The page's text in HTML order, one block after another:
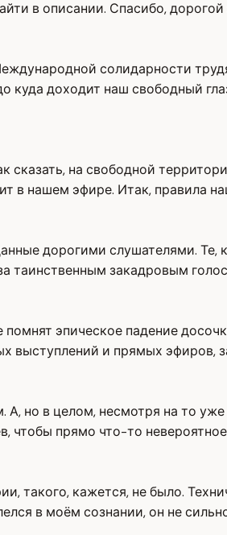
в описании. Спасибо, дорогой
солидарности
куда доходит наш свободный
на свободной
в нашем эфире. Итак, правила
дорогими слушателями.
таинственным закадровым
эпическое падение
и прямых эфиров,
но в целом, несмотря на то
чтобы прямо что-то
такого, кажется, не было.
в моём сознании, он не